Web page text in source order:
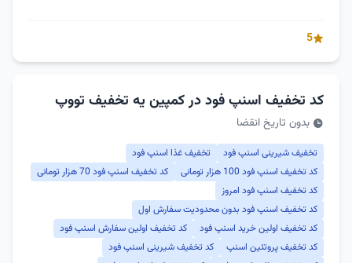
5
کد تخفیف اسنپ فود در کمپین یه تخفیف تووپ
بدون تاریخ انقضا
تخفیف شیرینی اسنپ فود
تخفیف غذا اسنپ فود
کد تخفیف اسنپ فود 100 هزار تومانی
کد تخفیف اسنپ فود 70 هزار تومانی
کد تخفیف اسنپ فود امروز
کد تخفیف اسنپ فود بدون محدودیت سفارش اول
کد تخفیف اولین خرید اسنپ فود
کد تخفیف اولین سفارش اسنپ فود
کد تخفیف پروتئین اسنپ
کد تخفیف شیرینی اسنپ فود